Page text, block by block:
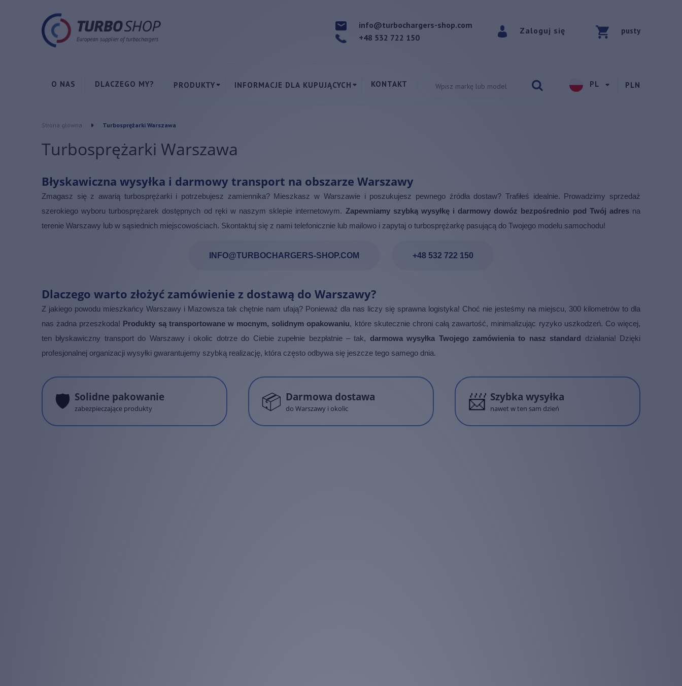
info@turbochargers-shop.com
+48 532 722 150
Zaloguj się pusty
O NAS DLACZEGO MY? PRODUKTY INFORMACJE DLA KUPUJĄCYCH KONTAKT PL PLN
Strona główna Turbosprężarki Warszawa
Turbosprężarki Warszawa
Błyskawiczna wysyłka i darmowy transport na obszarze Warszawy
Zmagasz się z awarią turbosprężarki i potrzebujesz zamiennika? Mieszkasz w Warszawie i poszukujesz pewnego źródła dostaw? Trafiłeś idealnie. Prowadzimy sprzedaż
szerokiego wyboru turbosprężarek dostępnych od ręki w naszym sklepie internetowym. Zapewniamy szybką wysyłkę i darmowy dowóz bezpośrednio pod Twój adresna
terenie Warszawy lub w sąsiednich miejscowościach. Skontaktuj się z nami telefonicznie lub mailowo i zapytaj o turbosprężarkę pasującą do Twojego modelu samochodu!
INFO@TURBOCHARGERS-SHOP.COM +48 532 722 150
Dlaczego warto złożyć zamówienie z dostawą do Warszawy?
Z jakiego powodu mieszkańcy Warszawy i Mazowsza tak chętnie nam ufają? Ponieważ dla nas liczy się sprawna logistyka! Choć nie jesteśmy na miejscu, 300 kilometrów to dla
nas żadna przeszkoda! Produkty są transportowane w mocnym, solidnym opakowaniu, które skutecznie chroni całą zawartość, minimalizując ryzyko uszkodzeń. Co więcej,
ten błyskawiczny transport do Warszawy i okolic dotrze do Ciebie zupełnie bezpłatnie – tak, darmowa wysyłka Twojego zamówienia to nasz standard działania! Dzięki
profesjonalnej organizacji wysyłki gwarantujemy szybką realizację, która często odbywa się jeszcze tego samego dnia.
🛡️ Solidne pakowanie
zabezpieczające produkty 📦 Darmowa dostawa
do Warszawy i okolic 📨 Szybka wysyłka
nawet w ten sam dzień